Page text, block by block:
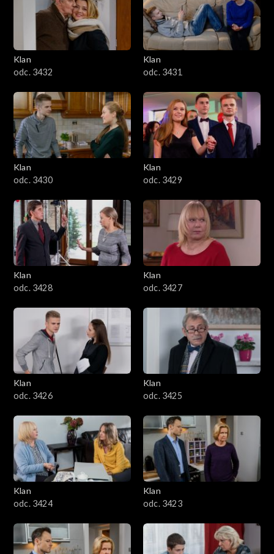
Klan
odc. 3432
Klan
odc. 3431
Klan
odc. 3430
Klan
odc. 3429
Klan
odc. 3428
Klan
odc. 3427
Klan
odc. 3426
Klan
odc. 3425
Klan
odc. 3424
Klan
odc. 3423